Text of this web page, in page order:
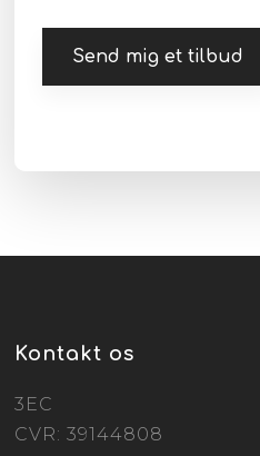
Kontakt os
3EC
CVR: 39144808